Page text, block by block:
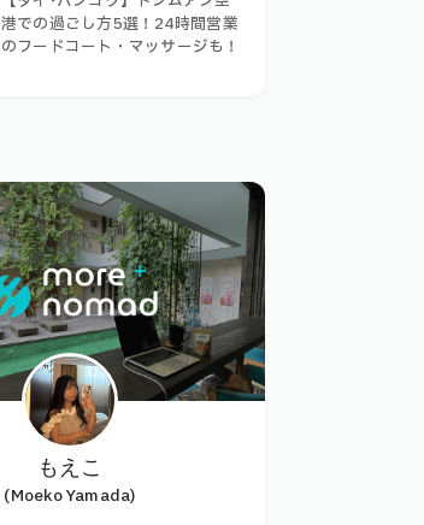
港での過ごし方5選！24時間営業
のフードコート・マッサージも！
もえこ
(Moeko Yamada)